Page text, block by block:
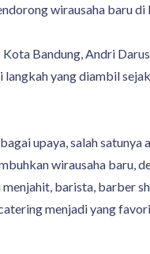
wirausaha baru di
Bandung, Andri
langkah yang diambil
upaya, salah satunya
wirausaha baru,
barista, barber
menjadi yang